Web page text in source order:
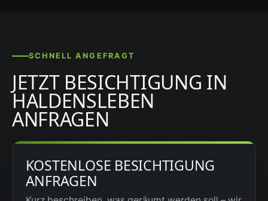
SCHNELL ANGEFRAGT
JETZT BESICHTIGUNG IN
HALDENSLEBEN
ANFRAGEN
KOSTENLOSE BESICHTIGUNG
ANFRAGEN